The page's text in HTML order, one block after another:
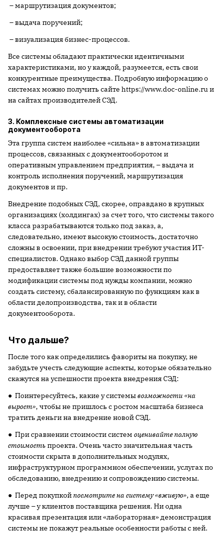
– маршрутизация документов;
– выдача поручений;
– визуализация бизнес-процессов.
Все системы обладают практически идентичными
характеристиками, но у каждой, разумеется, есть свои
конкурентные преимущества. Подробную информацию о
системах можно получить сайте https://www.doc-online.ru и
на сайтах производителей СЭД.
3. Комплексные системы автоматизации
документооборота
Эта группа систем наиболее «сильна» в автоматизации
процессов, связанных с документооборотом и
оперативным управлением предприятия, – выдача и
контроль исполнения поручений, маршрутизация
документов и пр.
Внедрение подобных СЭД, скорее, оправдано в крупных
организациях (холдингах) за счет того, что системы такого
класса разрабатываются только под заказ, а,
следовательно, имеют высокую стоимость, достаточно
сложны в освоении, при внедрении требуют участия ИТ-
специалистов. Однако выбор СЭД данной группы
предоставляет также большие возможности по
модификации системы под нужды компании, можно
создать систему, сбалансированную по функциям как в
области делопроизводства, так и в области
документооборота.
Что дальше?
После того как определились фавориты на покупку, не
забудьте учесть следующие аспекты, которые обязательно
скажутся на успешности проекта внедрения СЭД:
● Поинтересуйтесь, какие у системывозможности «на
вырост», чтобы не пришлось с ростом масштаба бизнеса
тратить деньги на внедрение новой СЭД.
● При сравнении стоимости систем оценивайте полную
стоимость проекта. Очень часто значительная часть
стоимости скрыта в дополнительных модулях,
инфраструктурном программном обеспечении, услугах по
обследованию, внедрению и сопровождению системы.
● Перед покупкойпосмотрите на систему «вживую», а еще
лучше – у клиентов поставщика решения. Ни одна
красивая презентация или «лабораторная» демонстрация
системы не покажут реальные особенности работы с ней.